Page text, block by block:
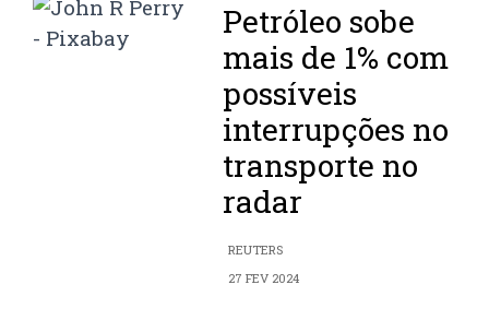
Petróleo sobe
mais de 1% com
possíveis
interrupções no
transporte no
radar
REUTERS
27 FEV 2024